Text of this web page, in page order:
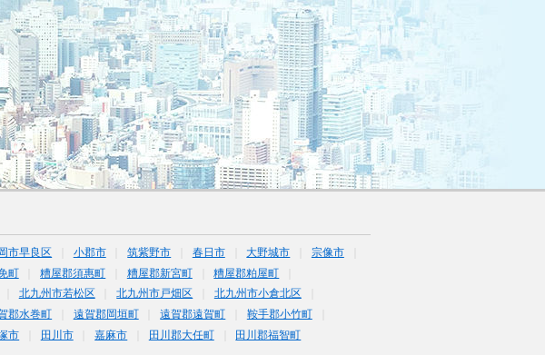
市早良区 小郡市 筑紫野市 春日市 大野城市
宗像市
町 糟屋郡須惠町 糟屋郡新宮町
糟屋郡粕屋町
北九州市若松区 北九州市戸畑区
北九州市小倉北区
郡水巻町 遠賀郡岡垣町 遠賀郡遠賀町
鞍手郡小竹町
市 田川市 嘉麻市 田川郡大任町 田川郡福智町